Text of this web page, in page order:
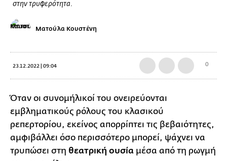
στην τρυφερότητα.
Ματούλα Κουστένη
23.12.2022 | 09:04 0
Όταν οι συνομήλικοί του ονειρεύονται
εμβληματικούς ρόλους του κλασικού
ρεπερτορίου, εκείνος απορρίπτει τις βεβαιότητες,
αμφιβάλλει όσο περισσότερο μπορεί, ψάχνει να
τρυπώσει στη θεατρική ουσία μέσα από τη ρωγμή